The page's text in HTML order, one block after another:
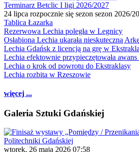
Terminarz Betclic I ligi 2026/2027
24 lipca rozpocznie się sezon sezon 2026/
Tablica Łazarka
Rezerwowa Lechia poległa w Legnicy
Osłabiona Lechia ukarała nieskuteczną
Lechia Gdańsk z licencją na grę w
Lechia efektownie przypieczętowała
Lechia o krok od powrotu do Ekstraklasy
Lechia rozbita w Rzeszowie
więcej ...
Galeria Sztuki Gdańskiej
wtorek, 26 maja 2026 07:58